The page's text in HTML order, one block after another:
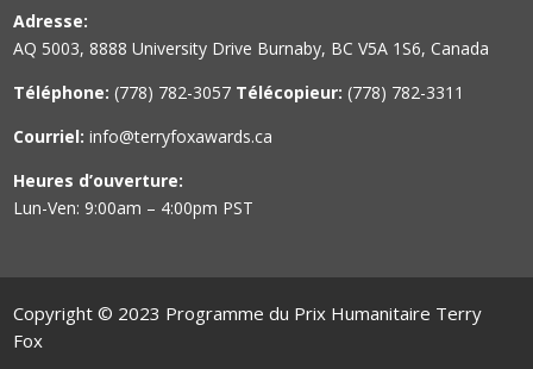
Adresse:
AQ 5003, 8888 University Drive Burnaby, BC V5A 1S6, Canada
Téléphone: (778) 782-3057 Télécopieur: (778) 782-3311
Courriel: info@terryfoxawards.ca
Heures d’ouverture:
Lun-Ven: 9:00am – 4:00pm PST
Copyright © 2023 Programme du Prix Humanitaire Terry
Fox